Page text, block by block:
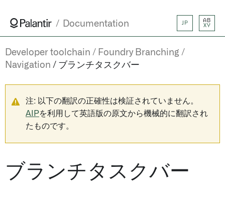
Documentation JP
AB
XY
Developer toolchain
Foundry Branching
Navigation
ブランチタスクバー
注: 以下の翻訳の正確性は検証されていません。
AIPを利用して英語版の原文から機械的に翻訳され
たものです。
ブランチタスクバー